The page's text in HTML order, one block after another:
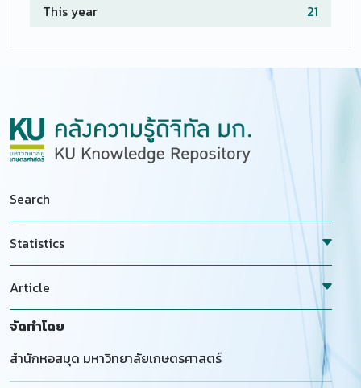
This year 21
Search
Statistics
Article
จัดทำโดย
สำนักหอสมุด มหาวิทยาลัยเกษตรศาสตร์